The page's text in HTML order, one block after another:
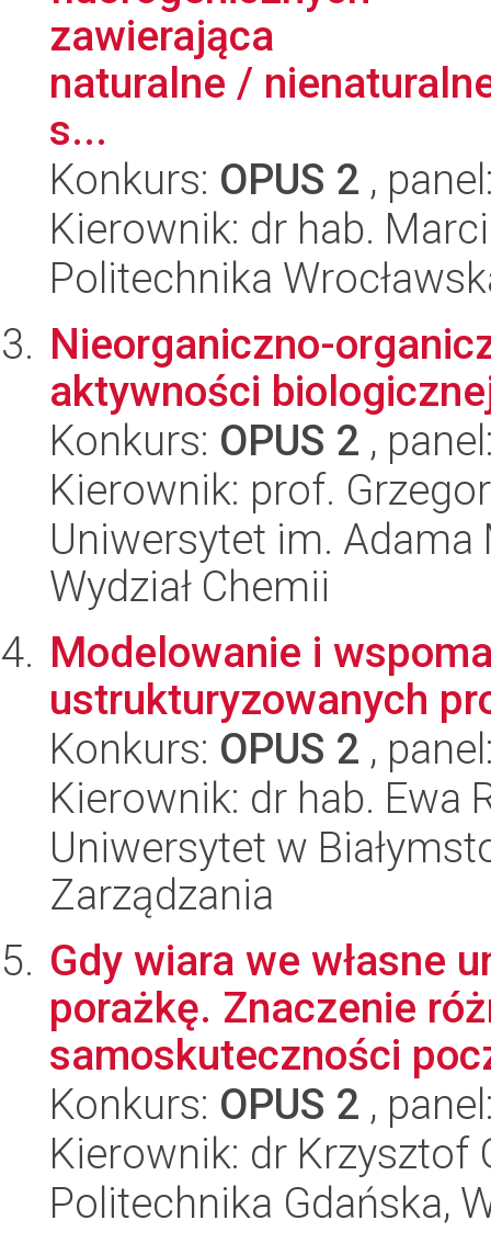
zawierająca
naturalne /
s...
Konkurs: OPUS 2 ,
Kierownik: dr hab.
Politechnika
Nieorganiczno-
aktywności
Konkurs: OPUS 2 ,
Kierownik: prof.
Uniwersytet im.
Wydział Chemii
Modelowanie i
ustrukturyzowanych
Konkurs: OPUS 2 ,
Kierownik: dr hab. Ewa
Uniwersytet w
Zarządzania
Gdy wiara we własne
porażkę. Znaczenie
samoskuteczności
Konkurs: OPUS 2 ,
Kierownik: dr Krzysztof
Politechnika Gdańska,